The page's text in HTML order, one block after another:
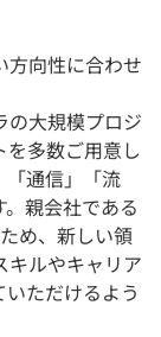
向性に合わせ
の大規模プロジ
を多数ご用意し
「通信」「流
親会社である
め、新しい領
キルやキャリア
ただけるよう